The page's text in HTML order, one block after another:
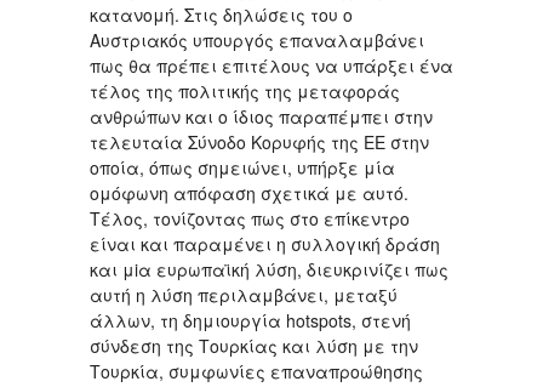
κατανομή. Στις δηλώσεις του ο
Αυστριακός υπουργός επαναλαμβάνει
πως θα πρέπει επιτέλους να υπάρξει ένα
τέλος της πολιτικής της μεταφοράς
ανθρώπων και ο ίδιος παραπέμπει στην
τελευταία Σύνοδο Κορυφής της ΕΕ στην
οποία, όπως σημειώνει, υπήρξε μία
ομόφωνη απόφαση σχετικά με αυτό.
Τέλος, τονίζοντας πως στο επίκεντρο
είναι και παραμένει η συλλογική δράση
και μiα ευρωπαϊκή λύση, διευκρινίζει πως
αυτή η λύση περιλαμβάνει, μεταξύ
άλλων, τη δημιουργία hotspots, στενή
σύνδεση της Τουρκίας και λύση με την
Τουρκία, συμφωνίες επαναπροώθησης